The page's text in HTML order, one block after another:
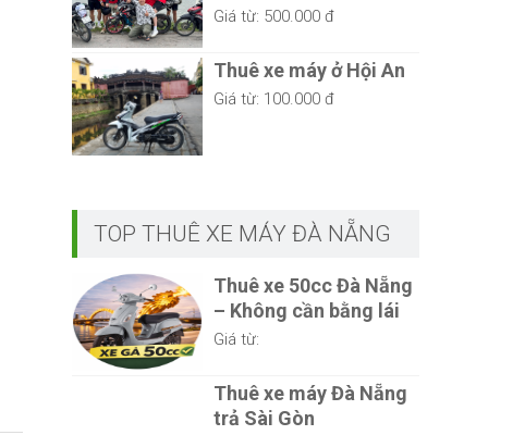
Giá từ: 500.000 đ
Thuê xe máy ở Hội An
Giá từ: 100.000 đ
TOP THUÊ XE MÁY ĐÀ NẴNG
Thuê xe 50cc Đà Nẵng
– Không cần bằng lái
Giá từ:
Thuê xe máy Đà Nẵng
trả Sài Gòn